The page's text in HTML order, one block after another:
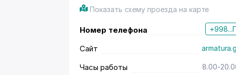
Показать схему проезда на карте
Номер телефона +998...
Сайт
Часы работы
8.00-